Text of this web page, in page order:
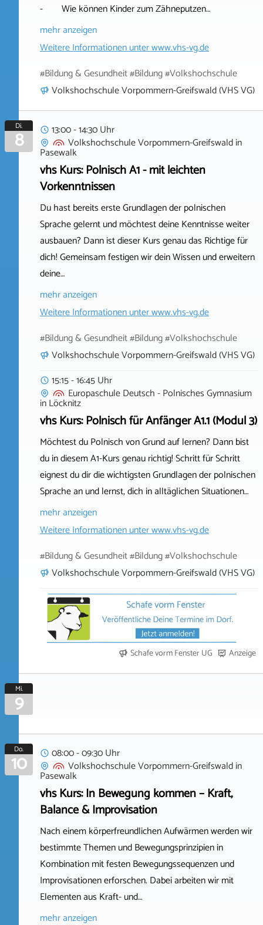
- Wie können Kinder zum Zähneputzen…
mehr anzeigen
Weitere Informationen unterwww.vhs-vg.de
#Bildung & Gesundheit #Bildung #Volkshochschule
Volkshochschule Vorpommern-Greifswald (VHS VG)
Di.
8
13:00 - 14:30 Uhr
Volkshochschule Vorpommern-Greifswaldin
Pasewalk
vhs Kurs: Polnisch A1 - mit leichten
Vorkenntnissen
Du hast bereits erste Grundlagen der polnischen
Sprache gelernt und möchtest deine Kenntnisse weiter
ausbauen? Dann ist dieser Kurs genau das Richtige für
dich! Gemeinsam festigen wir dein Wissen und erweitern
deine…
mehr anzeigen
Weitere Informationen unterwww.vhs-vg.de
#Bildung & Gesundheit #Bildung #Volkshochschule
Volkshochschule Vorpommern-Greifswald (VHS VG)
15:15 - 16:45 Uhr
Europaschule Deutsch - Polnisches Gymnasium
inLöcknitz
vhs Kurs: Polnisch für Anfänger A1.1 (Modul 3)
Möchtest du Polnisch von Grund auf lernen? Dann bist
du in diesem A1-Kurs genau richtig! Schritt für Schritt
eignest du dir die wichtigsten Grundlagen der polnischen
Sprache an und lernst, dich in alltäglichen Situationen…
mehr anzeigen
Weitere Informationen unterwww.vhs-vg.de
#Bildung & Gesundheit #Bildung #Volkshochschule
Volkshochschule Vorpommern-Greifswald (VHS VG)
Schafe vorm Fenster UG Anzeige
Mi.
9
Do.
10
08:00 - 09:30 Uhr
Volkshochschule Vorpommern-Greifswaldin
Pasewalk
vhs Kurs: In Bewegung kommen – Kraft,
Balance & Improvisation
Nach einem körperfreundlichen Aufwärmen werden wir
bestimmte Themen und Bewegungsprinzipien in
Kombination mit festen Bewegungssequenzen und
Improvisationen erforschen. Dabei arbeiten wir mit
Elementen aus Kraft- und…
mehr anzeigen